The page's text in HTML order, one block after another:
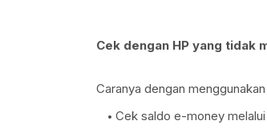
Cek dengan HP yang tidak
Caranya dengan
Cek saldo e-money